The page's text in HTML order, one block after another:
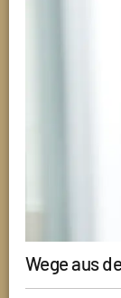
Wege aus